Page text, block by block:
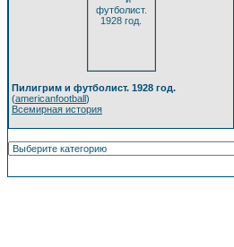
Пилигрим и футболист. 1928 год.
(americanfootball)
Всемирная история